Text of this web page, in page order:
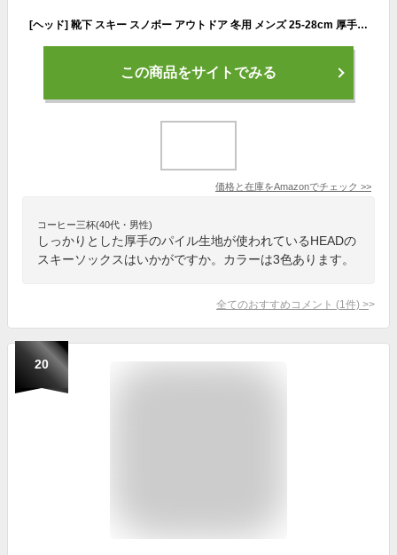
[ヘッド] 靴下 スキー スノボー アウトドア 冬用 メンズ 25-28cm 厚手 1足 ブラック
この商品をサイトでみる
価格と在庫をAmazonでチェック >>
コーヒー三杯(40代・男性)
しっかりとした厚手のパイル生地が使われているHEADの
スキーソックスはいかがですか。カラーは3色あります。
全てのおすすめコメント (1 件) >
20